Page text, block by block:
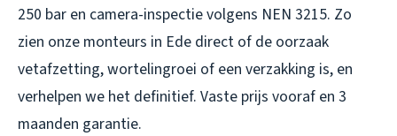
250 bar en camera-inspectie volgens NEN 3215. Zo
zien onze monteurs in Ede direct of de oorzaak
vetafzetting, wortelingroei of een verzakking is, en
verhelpen we het definitief. Vaste prijs vooraf en 3
maanden garantie.